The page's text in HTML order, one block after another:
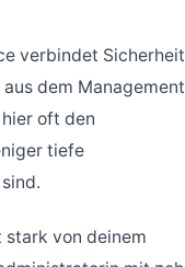
verbindet Sicherheit
dem Management
oft den
tiefe
stark von deinem